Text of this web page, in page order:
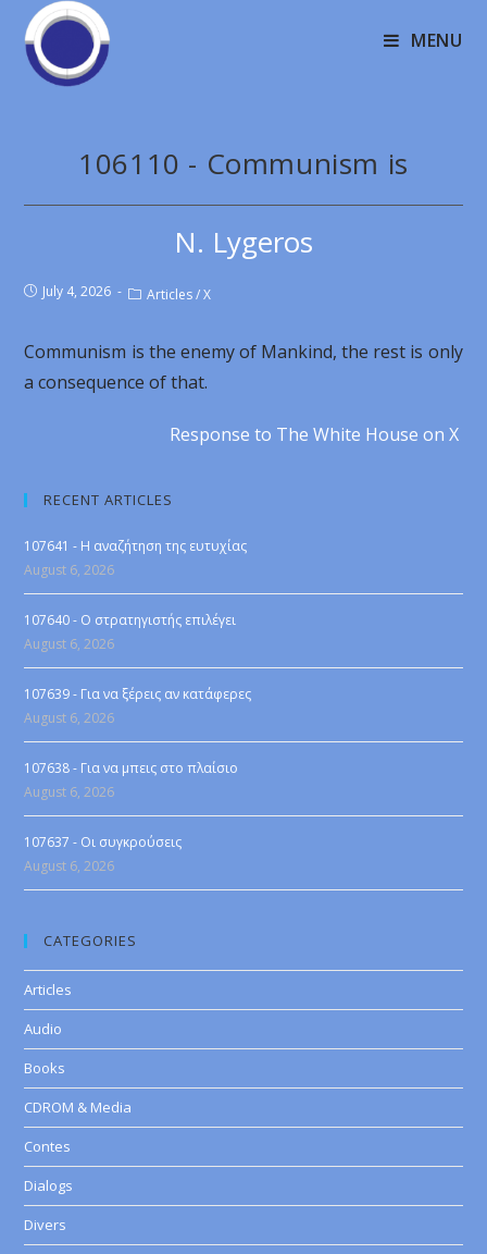
MENU
106110 - Communism is
N. Lygeros
July 4, 2026 Articles / X
Communism is the enemy of Mankind, the rest is only
a consequence of that.
Response to The White House on X
RECENT ARTICLES
107641 - Η αναζήτηση της ευτυχίας
August 6, 2026
107640 - Ο στρατηγιστής επιλέγει
August 6, 2026
107639 - Για να ξέρεις αν κατάφερες
August 6, 2026
107638 - Για να μπεις στο πλαίσιο
August 6, 2026
107637 - Οι συγκρούσεις
August 6, 2026
CATEGORIES
Articles
Audio
Books
CDROM & Media
Contes
Dialogs
Divers